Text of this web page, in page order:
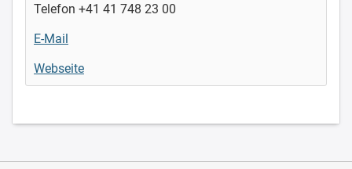
Telefon +41 41 748 23 00
E-Mail
Webseite